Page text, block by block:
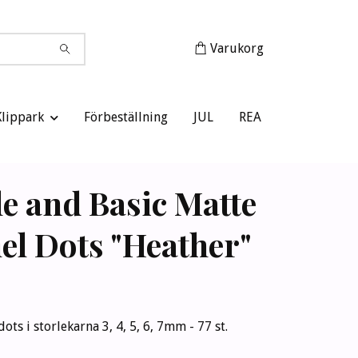
Varukorg
Förbeställning JUL
REA
and Basic Matte
Dots "Heather"
i storlekarna 3, 4, 5, 6, 7mm - 77 st.